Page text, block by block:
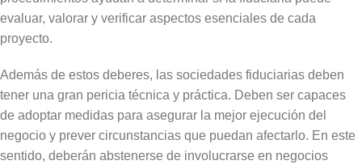
evaluar, valorar y verificar aspectos esenciales de cada
proyecto.
Además de estos deberes, las sociedades fiduciarias deben
tener una gran pericia técnica y práctica. Deben ser capaces
de adoptar medidas para asegurar la mejor ejecución del
negocio y prever circunstancias que puedan afectarlo. En este
sentido, deberán abstenerse de involucrarse en negocios